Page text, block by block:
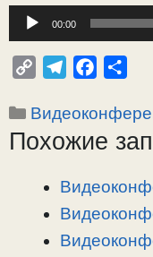
Аудиоплеер
00:00
p
y
l
e
r
a
c
e
o
п
р
в
Рубрики
Похожие